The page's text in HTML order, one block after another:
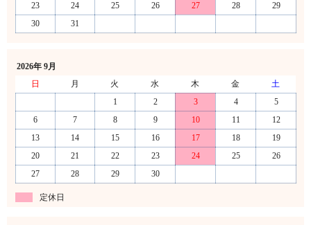
23
24 25 26 27 28
29
30
31
2026年 9月
日
月 火 水 木 金
土
1
2 3 4
5
6
7 8 9 10 11
12
13
14 15 16 17 18
19
20
21 22 23 24 25
26
27
28 29 30
定休日